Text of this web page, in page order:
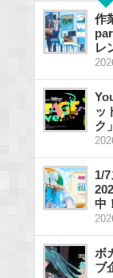
作
レ
ッ
ク
1/
中！
ボ
ブ